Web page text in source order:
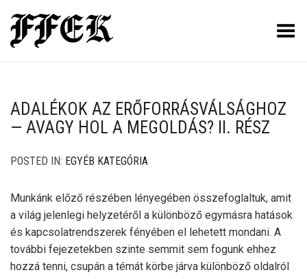
Toggle Menu
ADALÉKOK AZ ERŐFORRÁSVÁLSÁGHOZ
— AVAGY HOL A MEGOLDÁS? II. RÉSZ
POSTED IN: EGYÉB KATEGÓRIA
Munkánk előző részében lényegében összefoglaltuk, amit
a világ jelenlegi helyzetéről a különböző egymásra hatások
és kapcsolatrendszerek fényében el lehetett mondani. A
további fejezetekben szinte semmit sem fogunk ehhez
hozzá tenni, csupán a témát körbe járva különböző oldalról